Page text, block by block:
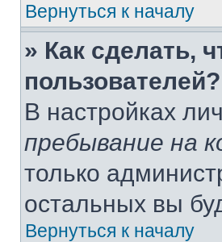
Вернуться к началу
» Как сделать,
пользователей?
В настройках
пребывание на
только
остальных вы
Вернуться к началу